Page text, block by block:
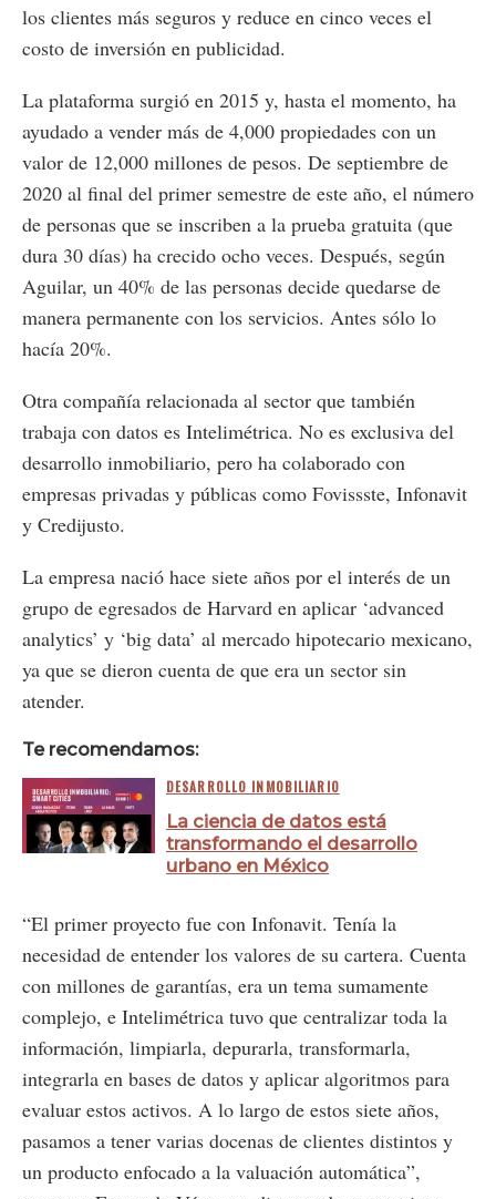
los clientes más seguros y reduce en cinco veces el
costo de inversión en publicidad.
La plataforma surgió en 2015 y, hasta el momento, ha
ayudado a vender más de 4,000 propiedades con un
valor de 12,000 millones de pesos. De septiembre de
2020 al final del primer semestre de este año, el número
de personas que se inscriben a la prueba gratuita (que
dura 30 días) ha crecido ocho veces. Después, según
Aguilar, un 40% de las personas decide quedarse de
manera permanente con los servicios. Antes sólo lo
hacía 20%.
Otra compañía relacionada al sector que también
trabaja con datos es Intelimétrica. No es exclusiva del
desarrollo inmobiliario, pero ha colaborado con
empresas privadas y públicas como Fovissste, Infonavit
y Credijusto.
La empresa nació hace siete años por el interés de un
grupo de egresados de Harvard en aplicar ‘advanced
analytics’ y ‘big data’ al mercado hipotecario mexicano,
ya que se dieron cuenta de que era un sector sin
atender.
Te recomendamos:
DESARROLLO INMOBILIARIO
La ciencia de datos está
transformando el desarrollo
urbano en México
“El primer proyecto fue con Infonavit. Tenía la
necesidad de entender los valores de su cartera. Cuenta
con millones de garantías, era un tema sumamente
complejo, e Intelimétrica tuvo que centralizar toda la
información, limpiarla, depurarla, transformarla,
integrarla en bases de datos y aplicar algoritmos para
evaluar estos activos. A lo largo de estos siete años,
pasamos a tener varias docenas de clientes distintos y
un producto enfocado a la valuación automática”,